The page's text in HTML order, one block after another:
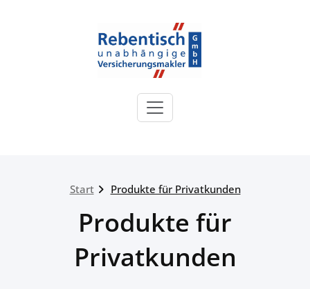
Rebentisch
Versicherungsmakler
Start Produkte für Privatkunden
Produkte für
Privatkunden